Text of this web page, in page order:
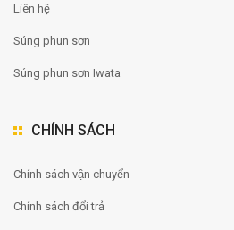
Liên hệ
Súng phun sơn
Súng phun sơn Iwata
CHÍNH SÁCH
Chính sách vận chuyển
Chính sách đổi trả